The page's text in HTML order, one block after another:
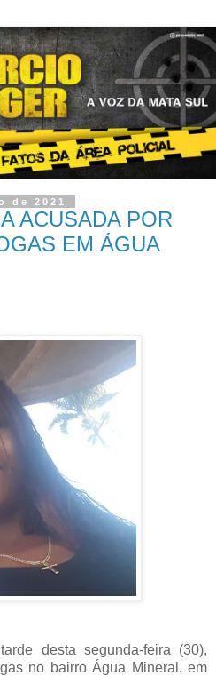
de 2021
ACUSADA POR
EM ÁGUA
desta segunda-feira (30),
no bairro Água Mineral, em